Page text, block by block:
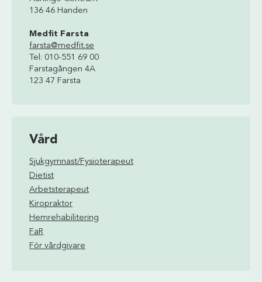
136 46 Handen
Medfit Farsta
farsta@medfit.se
Tel: 010-551 69 00
Farstagången 4A
123 47 Farsta
Vård
Sjukgymnast/Fysioterapeut
Dietist
Arbetsterapeut
Kiropraktor
Hemrehabilitering
FaR
För vårdgivare